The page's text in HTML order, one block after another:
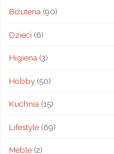
Biżuteria (90)
Dzieci (6)
Higiena (3)
Hobby(50)
Kuchnia (15)
Lifestyle(69)
Meble(2)